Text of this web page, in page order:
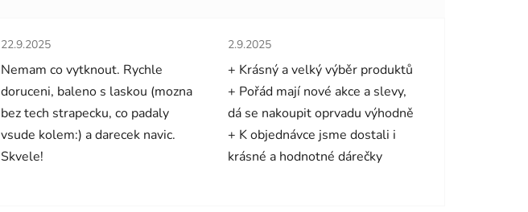
Hodnocení obchodu je 5 z 5 hvězdiček.
22.9.2025
Nemam co vytknout. Rychle
doruceni, baleno s laskou (mozna
bez tech strapecku, co padaly
vsude kolem:) a darecek navic.
Skvele!
Hodnocení obchodu je 5 z 5 hvězdiček.
2.9.2025
+ Krásný a velký výběr produktů
+ Pořád mají nové akce a slevy,
dá se nakoupit oprvadu výhodně
+ K objednávce jsme dostali i
krásné a hodnotné dárečky